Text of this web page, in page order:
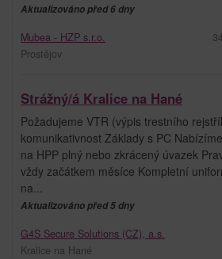
Aktualizováno před 6 dny
Mubea - HZP s.r.o.
Prostějov
Strážný/á Kralice na Hané
Požadujeme VTR (výpis trestního
komunikativnost Základy s PC
na HPP plný nebo zkrácený úvazek
vždy začátkem měsíce Kompletní
na...
Aktualizováno před 5 dny
G4S Secure Solutions (CZ), a.s.
Kralice na Hané